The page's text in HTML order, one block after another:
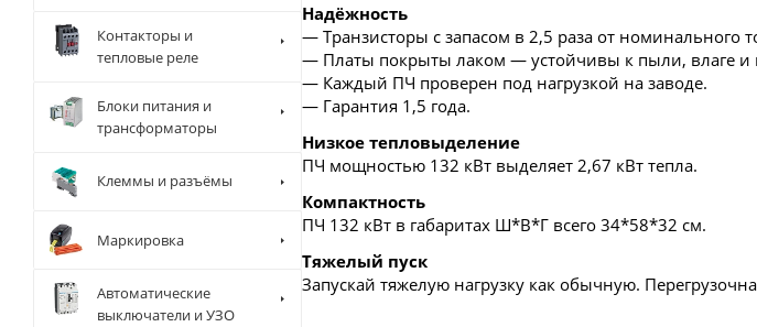
Надёжность
— Транзисторы с запасом в 2,5 раза от номинального
— Платы покрыты лаком — устойчивы к пыли, влаге и
— Каждый ПЧ проверен под нагрузкой на заводе.
— Гарантия 1,5 года.
Низкое тепловыделение
ПЧ мощностью 132 кВт выделяет 2,67 кВт тепла.
Компактность
ПЧ 132 кВт в габаритах Ш*В*Г всего 34*58*32 см.
Тяжелый пуск
Запускай тяжелую нагрузку как обычную.
Контакторы и
тепловые реле
Блоки питания и
трансформаторы
Клеммы и разъёмы
Маркировка
Автоматические
выключатели и УЗО